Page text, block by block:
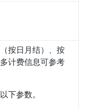
按日月结）、按
计费信息可参考
下参数。